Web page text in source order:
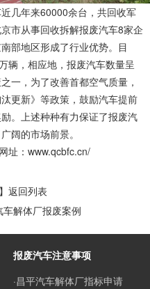
几年来60000余台，共回收军
市从事回收拆解报废汽车8家企
部地区形成了行业优势。目
辆，相应地，报废汽车数量呈
一，为了改善首都空气质量，
更新》等政策，鼓励汽车提前
。上述种种有力保证了报废汽
阔的市场前景。
址： www.qcbfc.cn/
返回列表
车解体厂报废案例
报废汽车注意事项
·昌平汽车解体厂指标申请